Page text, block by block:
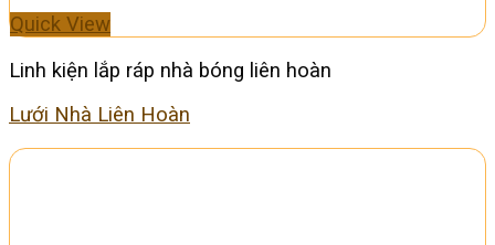
Quick View
Linh kiện lắp ráp nhà bóng liên hoàn
Lưới Nhà Liên Hoàn